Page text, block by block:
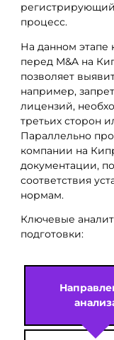
процесс.
На данном этапе
перед M&A на
позволяет
например,
лицензий,
третьих сторон
Параллельно
компании на
документации,
соответствия
нормам.
Ключевые
подготовки: